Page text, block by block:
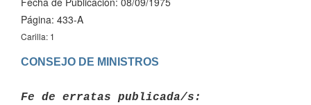
Página: 433-A
Carilla: 1
CONSEJO DE MINISTROS
Fe de erratas publicada/s: